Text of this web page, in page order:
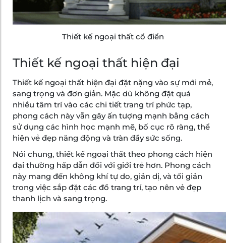
Thiết kế ngoại thất cổ điển
Thiết kế ngoại thất hiện đại
Thiết kế ngoại thất hiện đại đặt nặng vào sự mới mẻ,
sang trọng và đơn giản. Mặc dù không đặt quá
nhiều tâm trí vào các chi tiết trang trí phức tạp,
phong cách này vẫn gây ấn tượng mạnh bằng cách
sử dụng các hình học mạnh mẽ, bố cục rõ ràng, thể
hiện vẻ đẹp năng động và tràn đầy sức sống.
Nói chung, thiết kế ngoại thất theo phong cách hiện
đại thường hấp dẫn đối với giới trẻ hơn. Phong cách
này mang đến không khí tự do, giản dị, và tối giản
trong việc sắp đặt các đồ trang trí, tạo nên vẻ đẹp
thanh lịch và sang trọng.